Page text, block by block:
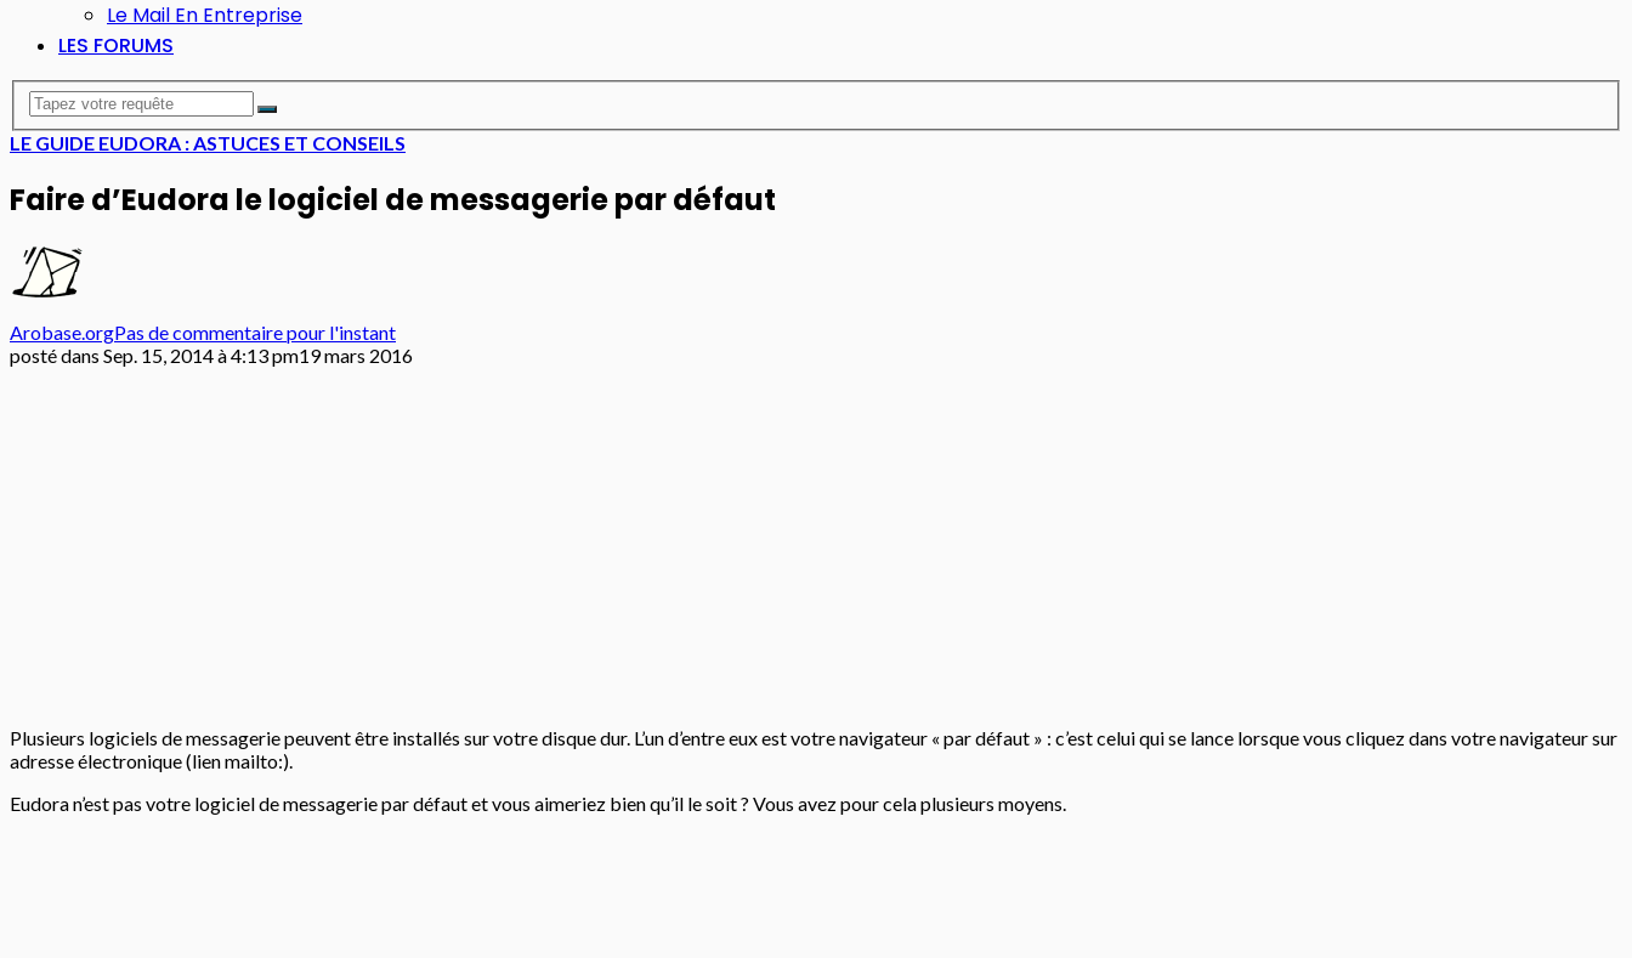
Le Mail En Entreprise
LES FORUMS
LE GUIDE EUDORA : ASTUCES ET CONSEILS
Faire d’Eudora le logiciel de messagerie par défaut
Arobase.orgPas de commentaire pour l'instant
posté dans Sep. 15, 2014 à 4:13 pm19 mars 2016
Plusieurs logiciels de messagerie peuvent être installés sur votre disque dur. L’un d’entre eux est votre navigateur « par défaut » : c’est celui qui se lance lorsque vous cliquez dans votre navigateur sur
adresse électronique (lien mailto:).
Eudora n’est pas votre logiciel de messagerie par défaut et vous aimeriez bien qu’il le soit ? Vous avez pour cela plusieurs moyens.